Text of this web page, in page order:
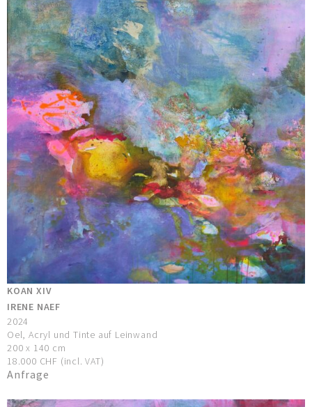
KOAN XIV
IRENE NAEF
2024
Oel, Acryl und Tinte auf Leinwand
200 x 140 cm
18.000 CHF (incl. VAT)
Anfrage